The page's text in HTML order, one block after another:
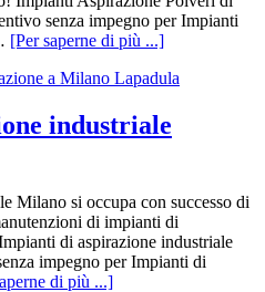
senza impegno per Impianti
[Per saperne di più ...]
industriale
Milano si occupa con successo di
di impianti di
di aspirazione industriale
impegno per Impianti di
di più ...]